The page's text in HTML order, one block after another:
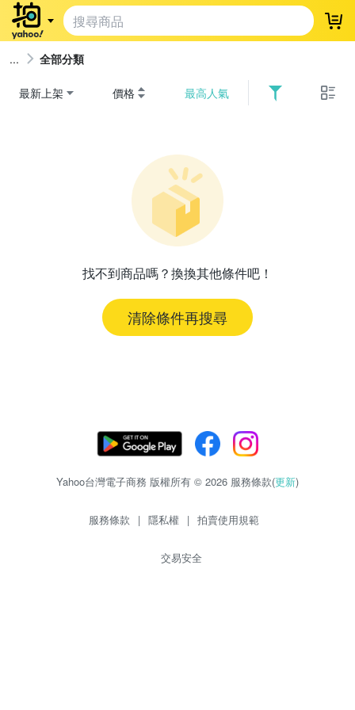
登
全部分類
最新上架 價格 最高人氣
找不到商品嗎？換換其他條件吧！
清除條件再搜尋
Yahoo台灣電子商務 版權所有 © 2026 服務條款(更新)
服務條款 | 隱私權 | 拍賣使用規範
交易安全